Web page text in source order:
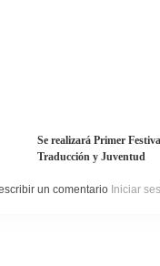
Se realizará Primer
Traducción y Juventud
un comentario Iniciar